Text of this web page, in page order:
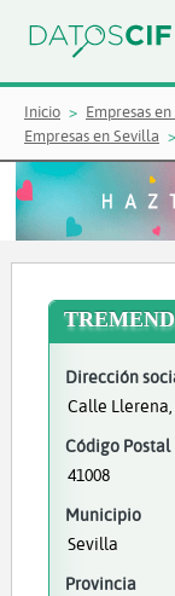
Inicio Empresas en
Empresas en Sevilla
Dirección
Calle Llerena,
Código Postal
41008
Municipio
Sevilla
Provincia